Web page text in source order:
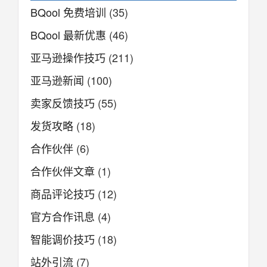
BQool 免费培训 (35)
BQool 最新优惠 (46)
亚马逊操作技巧 (211)
亚马逊新闻 (100)
卖家反馈技巧 (55)
发货攻略 (18)
合作伙伴 (6)
合作伙伴文章 (1)
商品评论技巧 (12)
官方合作讯息 (4)
智能调价技巧 (18)
站外引流 (7)